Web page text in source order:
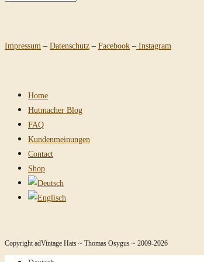
Impressum – Datenschutz – Facebook – Instagram
Home
Hutmacher Blog
FAQ
Kundenmeinungen
Contact
Shop
Copyright adVintage Hats ~ Thomas Osygus ~ 2009-2026